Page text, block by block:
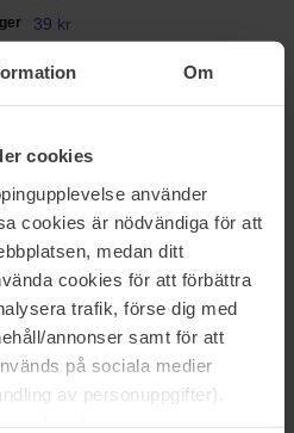
Om
cookies
använder
cookies är nödvändiga för att
medan ditt
cookies för att förbättra
trafik, förse dig med
annonser samt för att
på sociala medier
av personuppgifter).
39 kr
15 g
49 kr
Evo
Baby Got Bounce Curl
Treatment
50 ml
69 kr